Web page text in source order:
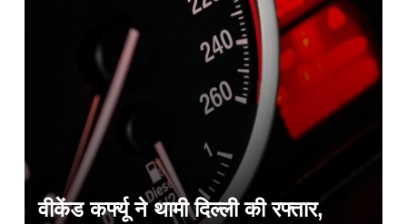
वीकेंड कर्फ्यू ने थामी दिल्ली की रफ्तार,